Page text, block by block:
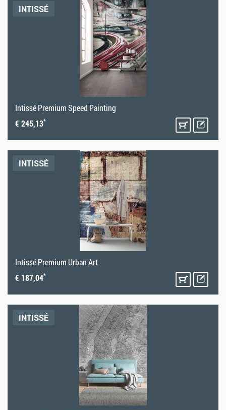
INTISSÉ
Intissé Premium Speed Painting
€ 245,13*
INTISSÉ
Intissé Premium Urban Art
€ 187,04*
INTISSÉ